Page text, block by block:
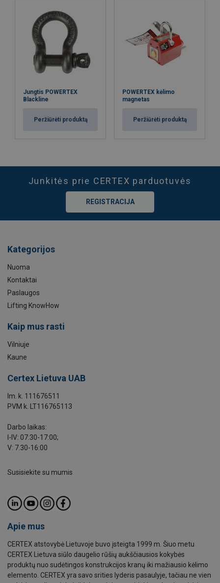
Jungtis POWERTEX
Blackline
Peržiūrėti produktą
POWERTEX kėlimo
magnetas
Peržiūrėti produktą
Junkitės prie CERTEX parduotuvės
REGISTRACIJA
Kategorijos
Nuoma
Kontaktai
Paslaugos
Lifting KnowHow
Kaip mus rasti
Vilniuje
Kaune
Certex Lietuva UAB
Im. k. 111676511
PVM k. LT116765113
Darbo laikas:
I-IV: 07:30-17:00;
V: 7.30-16:00
Susisiekite su mumis
Apie mus
CERTEX atstovybė Lietuvoje buvo įsteigta 1999 m. Šiuo metu
CERTEX Lietuva siūlo daugelio rūšių aukščiausios kokybės
produktų nuo sudėtingos konstrukcijos kranų iki mažiausio kėlimo
elemento. CERTEX yra savo srities lyderis pasaulyje, tačiau ne vien